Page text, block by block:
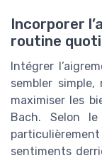
Incorporer
routine
Intégrer
sembler
maximiser les
Bach. Selon
sentiments